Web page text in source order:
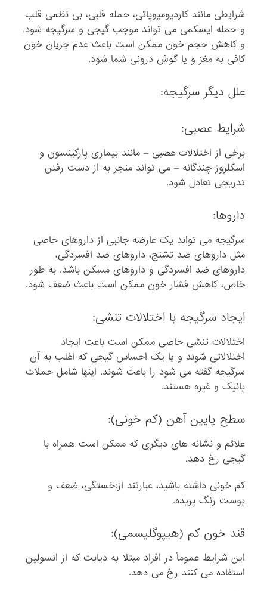
شرایطی مانند کاردیومیوپاتی، حمله قلبی، بی نظمی قلب
و حمله ایسکمی می تواند موجب گیجی و سرگیجه شود.
و کاهش حجم خون ممکن است باعث عدم جریان خون
کافی به مغز و یا گوش درونی شما شود.
علل دیگر سرگیجه:
شرایط عصبی:
برخی از اختلالات عصبی – مانند بیماری پارکینسون و
اسکلروز چندگانه – می تواند منجر به از دست رفتن
تدریجی تعادل شود.
داروها:
سرگیجه می تواند یک عارضه جانبی از داروهای خاصی
مثل داروهای ضد تشنج، داروهای ضد افسردگی،
داروهای ضد افسردگی و داروهای مسکن باشد. به طور
خاص، کاهش فشار خون ممکن است باعث ضعف شود.
ایجاد سرگیجه با اختلالات تنشی:
اختلالات تنشی خاصی ممکن است باعث ایجاد
اختلالاتی شوند و یا یک احساس گیجی که اغلب به آن
سرگیجه گفته می شود را باعث شوند. اینها شامل حملات
پانیک و غیره هستند.
سطح پایین آهن (کم خونی):
علائم و نشانه های دیگری که ممکن است همراه با
گیجی رخ دهد.
کم خونی داشته باشید، عبارتند از:خستگی، ضعف و
پوست رنگ پریده.
قند خون کم (هیپوگلیسمی):
این شرایط عموماً در افراد مبتلا به دیابت که از انسولین
استفاده می کنند رخ می دهد.